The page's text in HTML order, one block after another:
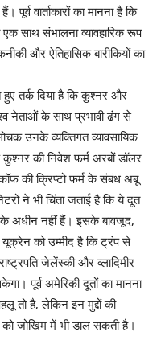
वार्ताकारों का मानना है कि
साथ संभालना व्यावहारिक रूप
और ऐतिहासिक बारीकियों का
तर्क दिया है कि कुश्नर और
नेताओं के साथ प्रभावी ढंग से
उनके व्यक्तिगत व्यावसायिक
की निवेश फर्म अरबों डॉलर
की क्रिप्टो फर्म के संबंध अबू
ने भी चिंता जताई है कि ये दूत
के अधीन नहीं हैं। इसके बावजूद,
यूक्रेन को उम्मीद है कि ट्रंप से
जेलेंस्की और व्लादिमीर
पूर्व अमेरिकी दूतों का मानना
तो है, लेकिन इन मुद्दों की
जोखिम में भी डाल सकती है।